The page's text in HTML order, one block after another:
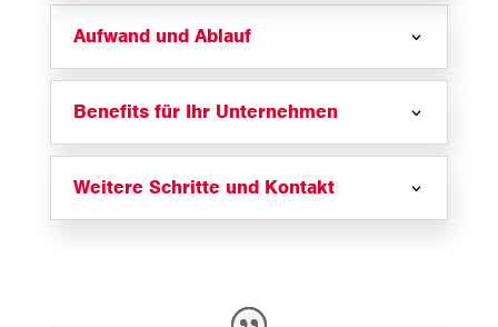
Aufwand und Ablauf
Benefits für Ihr Unternehmen
Weitere Schritte und Kontakt